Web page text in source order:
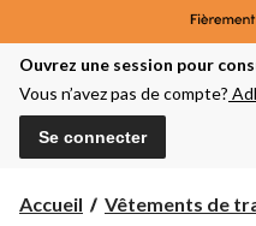
Ouvrez une session pour
Vous n’avez pas de compte?
Se connecter
Accueil Vêtements de